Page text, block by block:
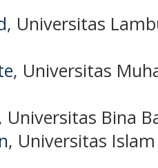
, Universitas
, Universitas
Universitas Bina
, Universitas